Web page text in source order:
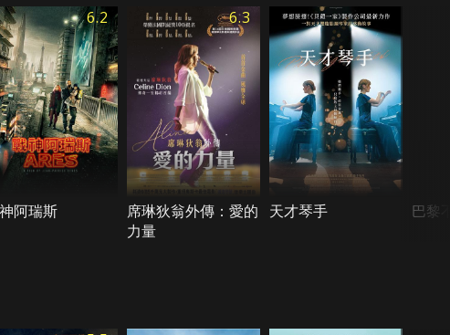
6.2
阿瑞斯
6.3
席琳狄翁外傳：愛的
力量
天才琴手 巴黎